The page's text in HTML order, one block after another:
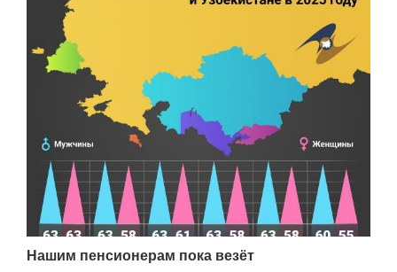
Нашим пенсионерам пока везёт